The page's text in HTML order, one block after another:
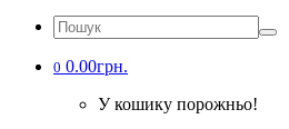
0 0.00грн.
У кошику порожньо!